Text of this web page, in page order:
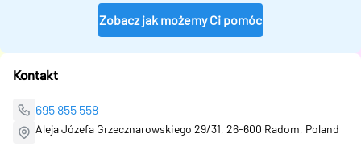
Zobacz jak możemy Ci pomóc
Kontakt
695 855 558
Aleja Józefa Grzecznarowskiego 29/31, 26-600 Radom, Poland